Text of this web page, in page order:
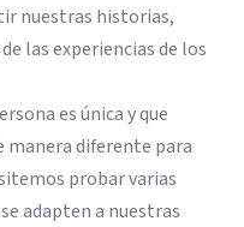
nuestras historias,
las experiencias de los
es única y que
manera diferente para
probar varias
adapten a nuestras